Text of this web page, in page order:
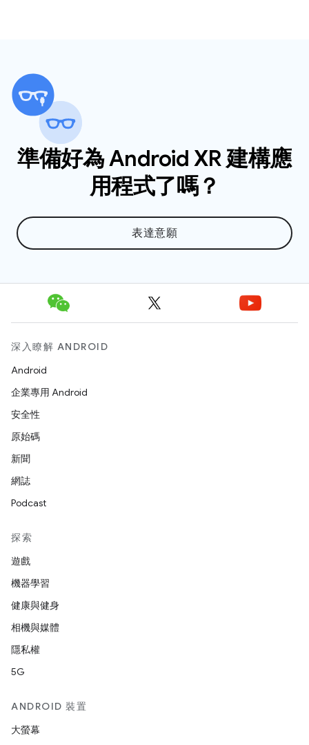
準備好為 Android XR 建構應
用程式了嗎？
表達意願
深入瞭解 ANDROID
Android
企業專用 Android
安全性
原始碼
新聞
網誌
Podcast
探索
遊戲
機器學習
健康與健身
相機與媒體
隱私權
5G
ANDROID 裝置
大螢幕